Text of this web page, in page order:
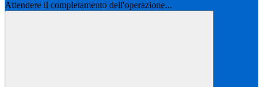
Attendere il completamento dell'operazione...